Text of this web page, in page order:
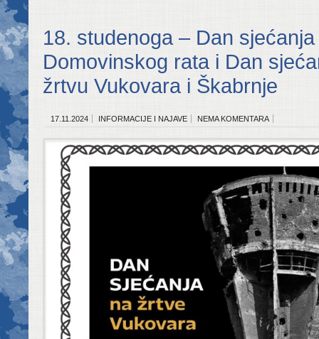
18. studenoga – Dan
Domovinskog rata i Dan
žrtvu Vukovara i Škabrnje
17.11.2024 INFORMACIJE I NAJAVE NEMA KOMENTARA